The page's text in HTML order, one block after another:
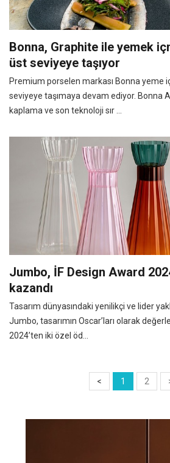
Bonna, Graphite ile yemek
üst seviyeye taşıyor
Premium porselen markası Bonna yeme
seviyeye taşımaya devam ediyor. Bonna
kaplama ve son teknoloji sır ...
Jumbo, İF Design Award
kazandı
Tasarım dünyasındaki yenilikçi ve lider
Jumbo, tasarımın Oscar’ları olarak
2024’ten iki özel öd...
< 1 2